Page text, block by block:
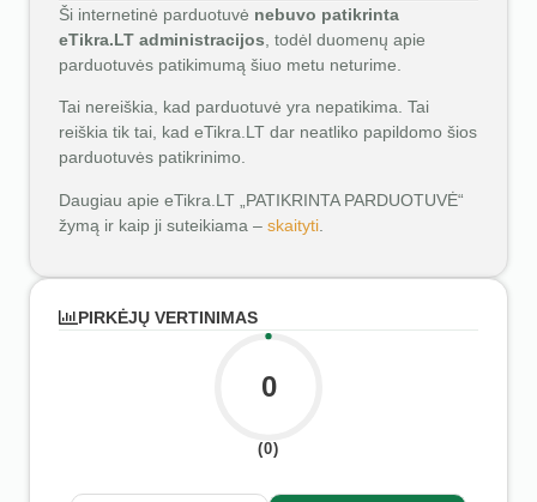
Ši internetinė parduotuvė nebuvo patikrinta
eTikra.LT administracijos , todėl duomenų apie
parduotuvės patikimumą šiuo metu neturime.
Tai nereiškia, kad parduotuvė yra nepatikima. Tai
reiškia tik tai, kad eTikra.LT dar neatliko papildomo šios
parduotuvės patikrinimo.
Daugiau apie eTikra.LT „PATIKRINTA PARDUOTUVĖ“
žymą ir kaip ji suteikiama – skaityti
PIRKĖJŲ VERTINIMAS
0
(0)